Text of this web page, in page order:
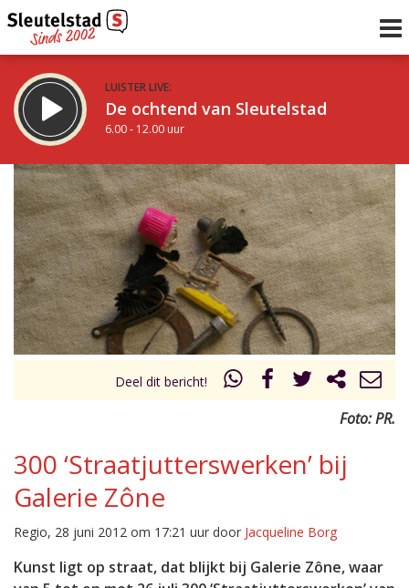
LUISTER LIVE:
De ochtend van Sleutelstad
6.00 - 12.00 uur
STRAKS:
De middag van Sleutelstad
12.00 - 17.00 uur
Vorig uur
uur 1 van 0 Volgend uur
Inklappen
Deel dit bericht!
Foto: PR.
300 ‘Straatjutterswerken’ bij
Galerie Zône
Regio, 28 juni 2012 om 17:21 uur door Jacqueline Borg
Kunst ligt op straat, dat blijkt bij Galerie Zône, waar